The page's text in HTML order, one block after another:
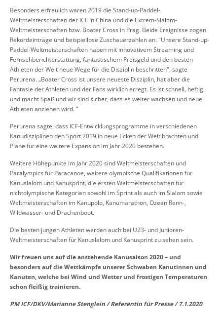
Besonders erfreulich waren 2019 die Stand-up-Paddel-
Weltmeisterschaften der ICF in China und die Extrem-Slalom-
Weltmeisterschaften bzw. Boater Cross in Prag. Beide Ereignisse zogen
Rekordeinträge und beispiellose Zuschauerzahlen an. "Unsere Stand-up-
Paddel-Weltmeisterschaften haben mit innovativem Streaming und
Fernsehberichterstattung, fantastischem Preisgeld und den besten
Athleten der Welt neue Wege für die Disziplin beschritten", sagte
Perurena. „Boater Cross ist unsere neueste Disziplin, hat aber die
Fantasie der Athleten und der Fans wirklich erregt. Es ist schnell, heftig
und macht Spaß und wir sind sicher, dass es weiter wachsen und neue
Athleten anziehen wird. "
Perurena sagte, dass ICF-Entwicklungsprogramme in verschiedenen
Kanudisziplinen den Sport 2019 in neue Ecken der Welt brachten und
Pläne für eine weitere Expansion im Jahr 2020 bestehen.
Weitere Höhepunkte im Jahr 2020 sind Weltmeisterschaften und
Paralympics für Paracanoe, weitere olympische Qualifikationen für
Kanuslalom und Kanusprint, die ersten Weltmeisterschaften für
nichtolympische Kategorien sowohl im Sprint als auch im Slalom sowie
Weltmeisterschaften im Kanupolo, Kanumarathon, Ozean Renn-,
Wildwasser- und Drachenboot.
Die besten jungen Athleten werden auch bei U23- und Junioren-
Weltmeisterschaften für Kanuslalom und Kanusprint zu sehen sein.
Wir freuen uns auf die anstehende Kanusaison 2020 – und
besonders auf die Wettkämpfe unserer Schwaben Kanutinnen und
Kanuten, welche bei Wind und Wetter und frostigen Temperaturen
schon fleißig trainieren.
PM ICF/DKV/Marianne Stenglein / Referentin für Presse / 7.1.2020